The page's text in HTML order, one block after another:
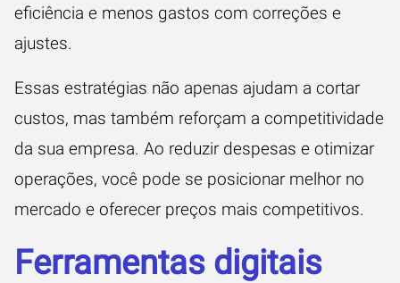
eficiência e menos gastos com correções e
ajustes.
Essas estratégias não apenas ajudam a cortar
custos, mas também reforçam a competitividade
da sua empresa. Ao reduzir despesas e otimizar
operações, você pode se posicionar melhor no
mercado e oferecer preços mais competitivos.
Ferramentas digitais